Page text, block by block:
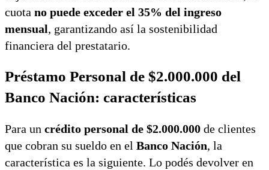
cuota no puede exceder el 35% del ingreso
mensual, garantizando así la sostenibilidad
financiera del prestatario.
Préstamo Personal de $2.000.000 del
Banco Nación: características
Para un crédito personal de $2.000.000 de clientes
que cobran su sueldo en el Banco Nación, la
característica es la siguiente. Lo podés devolver en